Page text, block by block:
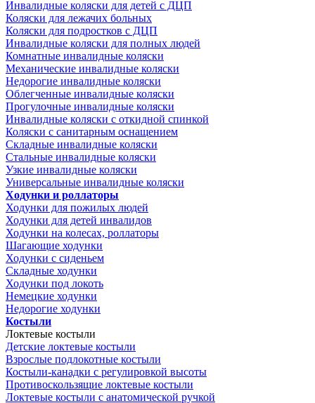
Инвалидные коляски для детей с ДЦП
Коляски для лежачих больных
Коляски для подростков с ДЦП
Инвалидные коляски для полных людей
Комнатные инвалидные коляски
Механические инвалидные коляски
Недорогие инвалидные коляски
Облегченные инвалидные коляски
Прогулочные инвалидные коляски
Инвалидные коляски с откидной спинкой
Коляски с санитарным оснащением
Складные инвалидные коляски
Стальные инвалидные коляски
Узкие инвалидные коляски
Универсальные инвалидные коляски
Ходунки и роллаторы
Ходунки для пожилых людей
Ходунки для детей инвалидов
Ходунки на колесах, роллаторы
Шагающие ходунки
Ходунки с сиденьем
Складные ходунки
Ходунки под локоть
Немецкие ходунки
Недорогие ходунки
Костыли
Локтевые костыли
Детские локтевые костыли
Взрослые подлокотные костыли
Костыли-канадки с регулировкой высоты
Противоскользящие локтевые костыли
Локтевые костыли с анатомической ручкой